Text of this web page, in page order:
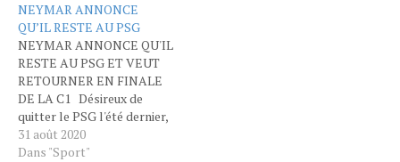
NEYMAR ANNONCE
QU’IL RESTE AU PSG
NEYMAR ANNONCE QU'IL
RESTE AU PSG ET VEUT
RETOURNER EN FINALE
DE LA C1 Désireux de
quitter le PSG l'été dernier,
le joueur était même allé au
clash avec sa direction afin
31 août 2020
Dans "Sport"